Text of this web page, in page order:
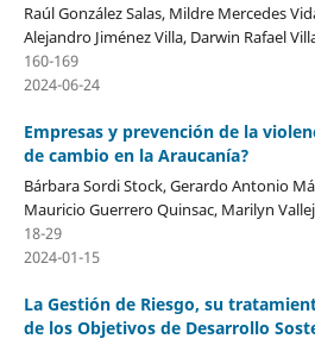
Raúl González Salas, Mildre Mercedes
Alejandro Jiménez Villa, Darwin Rafael
160-169
2024-06-24
Empresas y prevención de la
de cambio en la Araucanía?
Bárbara Sordi Stock, Gerardo Antonio
Mauricio Guerrero Quinsac, Marilyn
18-29
2024-01-15
La Gestión de Riesgo, su
de los Objetivos de Desarrollo